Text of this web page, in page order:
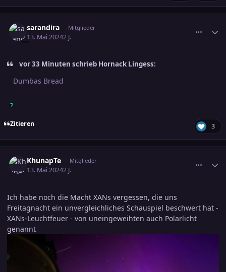
sarandira Mitglieder
13. Mai 20242 J.
vor 33 Minuten schrieb Hornack Lingess:
Dumbas Bread
Zitieren 3
KhunapTe Mitglieder
13. Mai 20242 J.
Ich habe noch die Macht XANs vergessen, die uns
Freitagnacht ein unvergleichliches Schauspiel beschwert hat -
XANs-Leuchtfeuer - von uneingeweihten auch Polarlicht
genannt